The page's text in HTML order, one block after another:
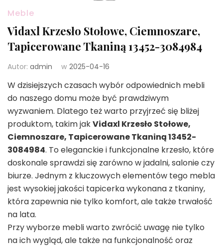
Meble
Vidaxl Krzesło Stołowe, Ciemnoszare,
Tapicerowane Tkaniną 13452-3084984
Autor: admin w 2025-04-16
W dzisiejszych czasach wybór odpowiednich mebli
do naszego domu może być prawdziwym
wyzwaniem. Dlatego też warto przyjrzeć się bliżej
produktom, takim jakVidaxl Krzesło Stołowe,
Ciemnoszare, Tapicerowane Tkaniną 13452-
3084984. To eleganckie i funkcjonalne krzesło, które
doskonale sprawdzi się zarówno w jadalni, salonie czy
biurze. Jednym z kluczowych elementów tego mebla
jest wysokiej jakości tapicerka wykonana z tkaniny,
która zapewnia nie tylko komfort, ale także trwałość
na lata.
Przy wyborze mebli warto zwrócić uwagę nie tylko
na ich wygląd, ale także na funkcjonalność oraz